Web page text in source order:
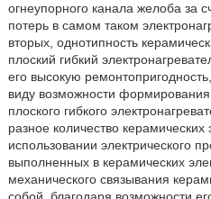
огнеупорного канала желоба за
потерь в самом таком
вторых, однотипность
плоский гибкий
его высокую
виду возможности
плоского гибкого
разное количество
использовании электрического
выполненных в керамических
механического связывания